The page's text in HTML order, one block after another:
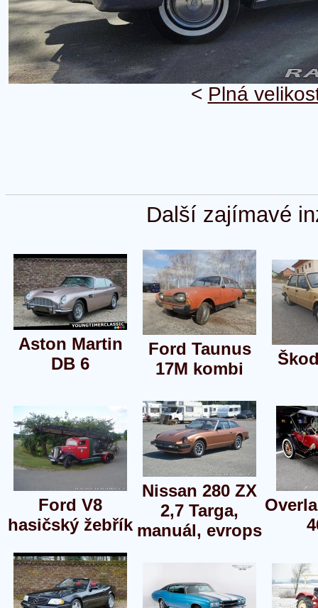
< Plná
Další zajímavé
Aston Martin
DB 6
Ford Taunus
17M kombi
Ford V8
hasičský žebřík
Nissan 280 ZX
2,7 Targa,
manuál, evrops